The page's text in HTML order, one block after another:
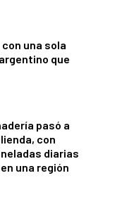
una sola
que
pasó a
con
diarias
una región